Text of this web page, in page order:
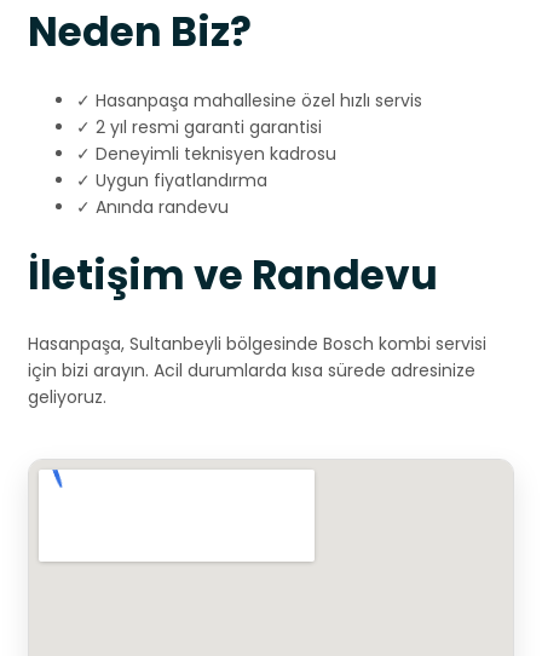
Neden Biz?
✓ Hasanpaşa mahallesine özel hızlı servis
✓ 2 yıl resmi garanti garantisi
✓ Deneyimli teknisyen kadrosu
✓ Uygun fiyatlandırma
✓ Anında randevu
İletişim ve Randevu
Hasanpaşa, Sultanbeyli bölgesinde Bosch kombi servisi
için bizi arayın. Acil durumlarda kısa sürede adresinize
geliyoruz.